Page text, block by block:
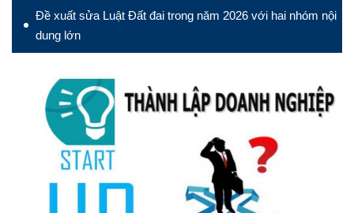
Đề xuất sửa Luật Đất đai trong năm 2026 với hai nhóm nội
dung lớn